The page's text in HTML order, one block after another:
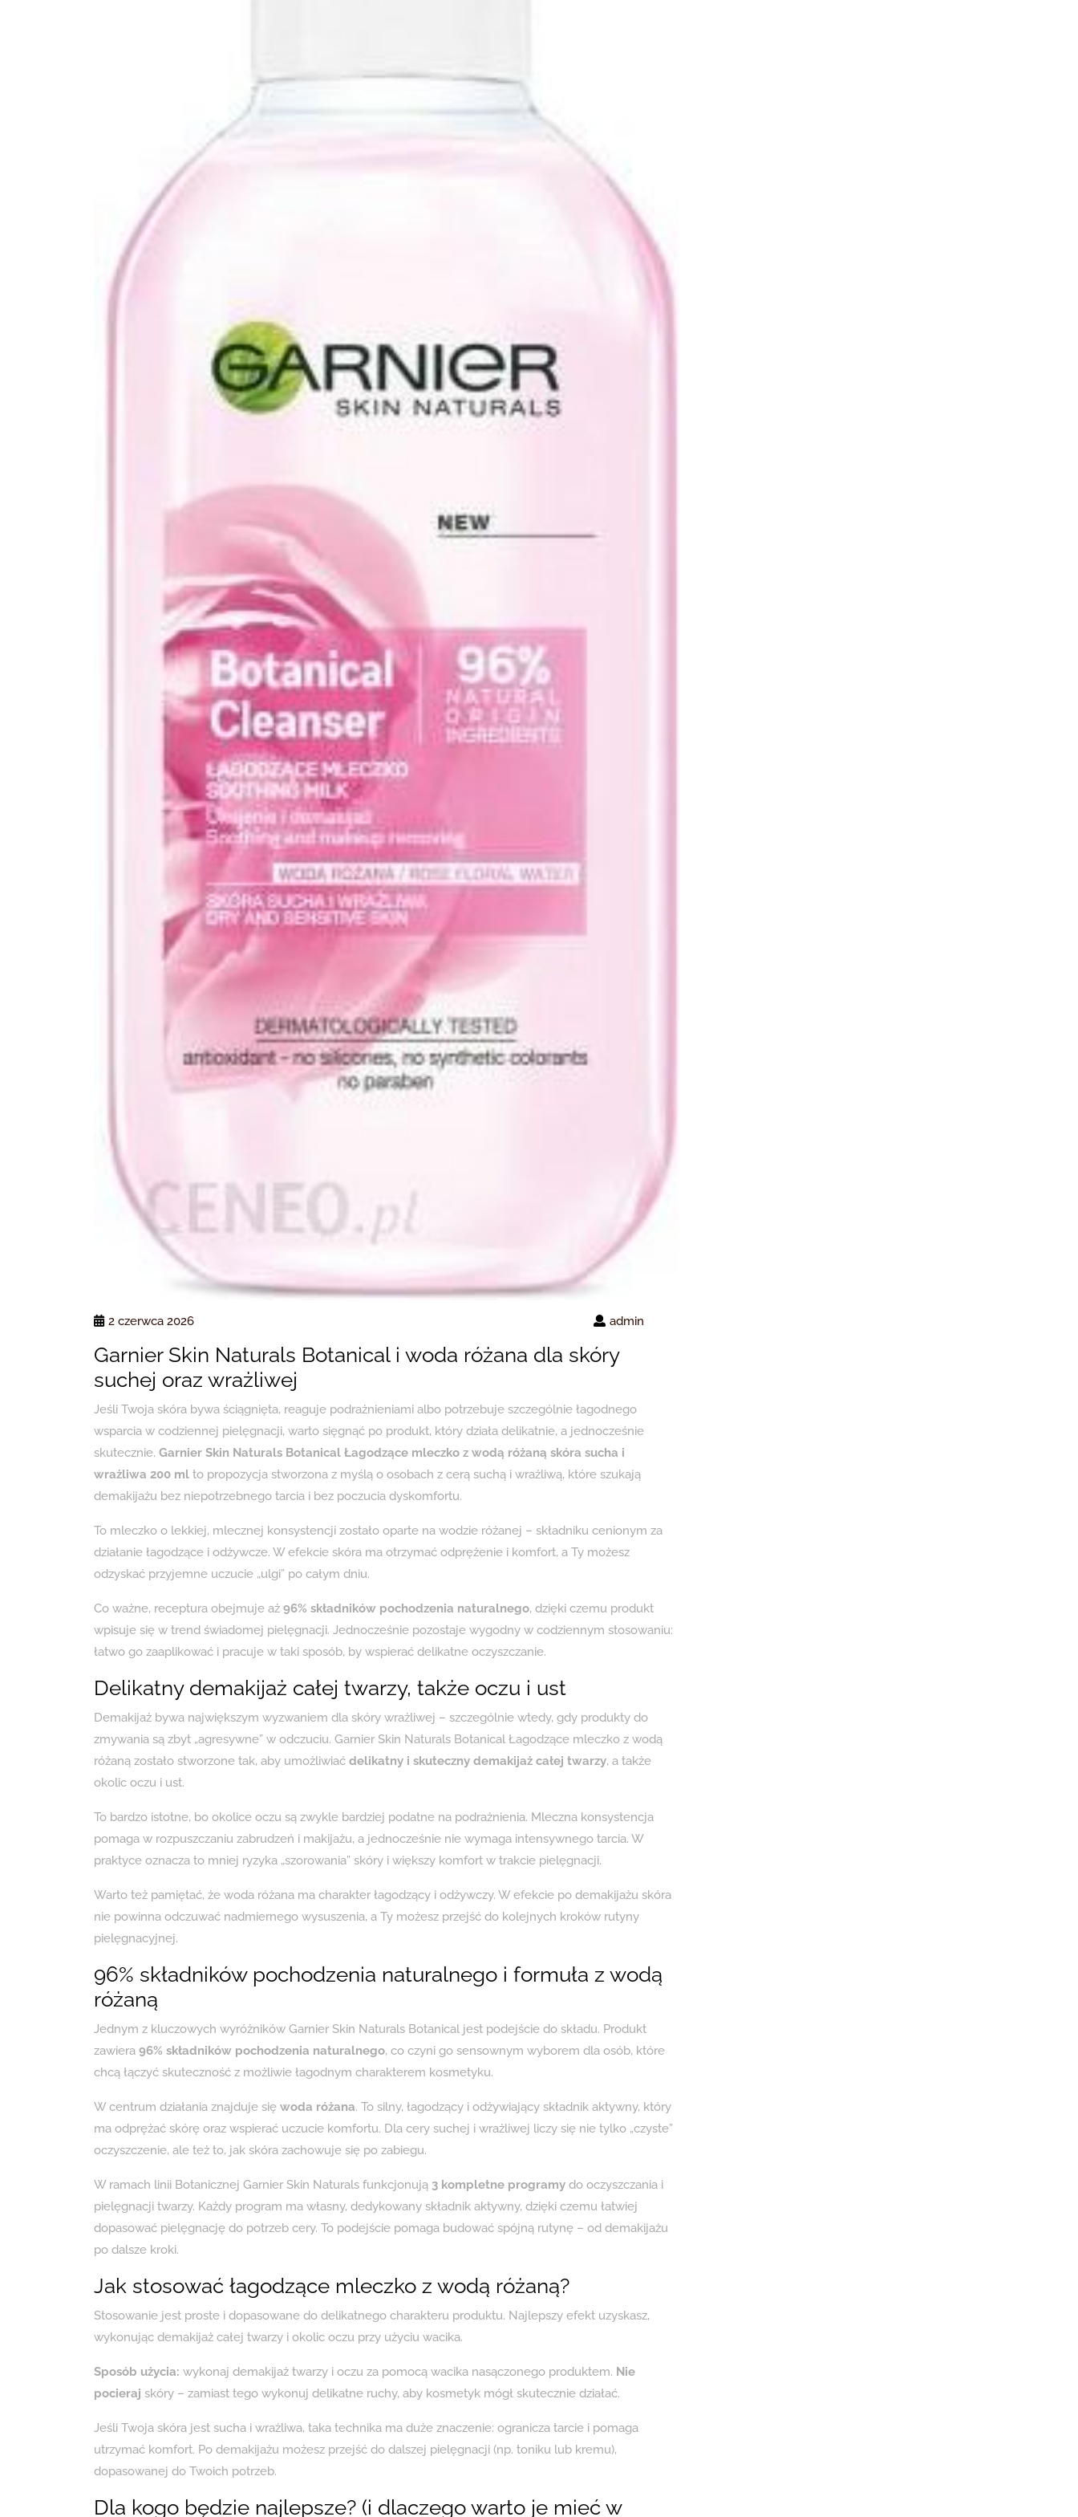
2 czerwca 2026 admin
Garnier Skin Naturals Botanical i woda różana dla skóry
suchej oraz wrażliwej
Jeśli Twoja skóra bywa ściągnięta, reaguje podrażnieniami albo potrzebuje szczególnie łagodnego
wsparcia w codziennej pielęgnacji, warto sięgnąć po produkt, który działa delikatnie, a jednocześnie
skutecznie. Garnier Skin Naturals Botanical Łagodzące mleczko z wodą różaną skóra sucha i
wrażliwa 200 ml to propozycja stworzona z myślą o osobach z cerą suchą i wrażliwą, które szukają
demakijażu bez niepotrzebnego tarcia i bez poczucia dyskomfortu.
To mleczko o lekkiej, mlecznej konsystencji zostało oparte na wodzie różanej – składniku cenionym za
działanie łagodzące i odżywcze. W efekcie skóra ma otrzymać odprężenie i komfort, a Ty możesz
odzyskać przyjemne uczucie „ulgi” po całym dniu.
Co ważne, receptura obejmuje aż 96% składników pochodzenia naturalnego, dzięki czemu produkt
wpisuje się w trend świadomej pielęgnacji. Jednocześnie pozostaje wygodny w codziennym stosowaniu:
łatwo go zaaplikować i pracuje w taki sposób, by wspierać delikatne oczyszczanie.
Delikatny demakijaż całej twarzy, także oczu i ust
Demakijaż bywa największym wyzwaniem dla skóry wrażliwej – szczególnie wtedy, gdy produkty do
zmywania są zbyt „agresywne” w odczuciu. Garnier Skin Naturals Botanical Łagodzące mleczko z wodą
różaną zostało stworzone tak, aby umożliwiać delikatny i skuteczny demakijaż całej twarzy, a także
okolic oczu i ust.
To bardzo istotne, bo okolice oczu są zwykle bardziej podatne na podrażnienia. Mleczna konsystencja
pomaga w rozpuszczaniu zabrudzeń i makijażu, a jednocześnie nie wymaga intensywnego tarcia. W
praktyce oznacza to mniej ryzyka „szorowania” skóry i większy komfort w trakcie pielęgnacji.
Warto też pamiętać, że woda różana ma charakter łagodzący i odżywczy. W efekcie po demakijażu skóra
nie powinna odczuwać nadmiernego wysuszenia, a Ty możesz przejść do kolejnych kroków rutyny
pielęgnacyjnej.
96% składników pochodzenia naturalnego i formuła z wodą
różaną
Jednym z kluczowych wyróżników Garnier Skin Naturals Botanical jest podejście do składu. Produkt
zawiera 96% składników pochodzenia naturalnego, co czyni go sensownym wyborem dla osób, które
chcą łączyć skuteczność z możliwie łagodnym charakterem kosmetyku.
W centrum działania znajduje się woda różana. To silny, łagodzący i odżywiający składnik aktywny, który
ma odprężać skórę oraz wspierać uczucie komfortu. Dla cery suchej i wrażliwej liczy się nie tylko „czyste”
oczyszczenie, ale też to, jak skóra zachowuje się po zabiegu.
W ramach linii Botanicznej Garnier Skin Naturals funkcjonują 3 kompletne programy do oczyszczania i
pielęgnacji twarzy. Każdy program ma własny, dedykowany składnik aktywny, dzięki czemu łatwiej
dopasować pielęgnację do potrzeb cery. To podejście pomaga budować spójną rutynę – od demakijażu
po dalsze kroki.
Jak stosować łagodzące mleczko z wodą różaną?
Stosowanie jest proste i dopasowane do delikatnego charakteru produktu. Najlepszy efekt uzyskasz,
wykonując demakijaż całej twarzy i okolic oczu przy użyciu wacika.
Sposób użycia: wykonaj demakijaż twarzy i oczu za pomocą wacika nasączonego produktem. Nie
pocieraj skóry – zamiast tego wykonuj delikatne ruchy, aby kosmetyk mógł skutecznie działać.
Jeśli Twoja skóra jest sucha i wrażliwa, taka technika ma duże znaczenie: ogranicza tarcie i pomaga
utrzymać komfort. Po demakijażu możesz przejść do dalszej pielęgnacji (np. toniku lub kremu),
dopasowanej do Twoich potrzeb.
Dla kogo będzie najlepsze? (i dlaczego warto je mieć w